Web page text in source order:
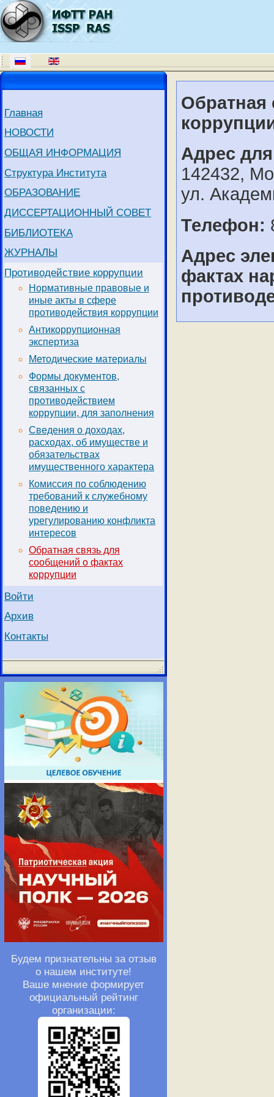
Главная
НОВОСТИ
ОБЩАЯ ИНФОРМАЦИЯ
Структура Института
ОБРАЗОВАНИЕ
ДИССЕРТАЦИОННЫЙ СОВЕТ
БИБЛИОТЕКА
ЖУРНАЛЫ
Противодействие коррупции
Нормативные правовые и
иные акты в сфере
противодействия коррупции
Антикоррупционная
экспертиза
Методические материалы
Формы документов,
связанных с
противодействием
коррупции, для заполнения
Сведения о доходах,
расходах, об имуществе и
обязательствах
имущественного характера
Комиссия по соблюдению
требований к служебному
поведению и
урегулированию конфликта
интересов
Обратная связь для
сообщений о фактах
коррупции
Войти
Архив
Контакты
Будем признательны за отзыв
о нашем институте!
Ваше мнение формирует
официальный рейтинг
организации:
Обратная
Адрес
142432,
ул.
Телефон:
Адрес
фактах